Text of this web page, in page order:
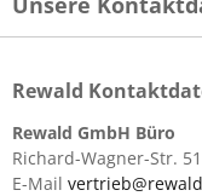
Rewald
Rewald GmbH Büro
Richard-Wagner-Str.
E-Mail